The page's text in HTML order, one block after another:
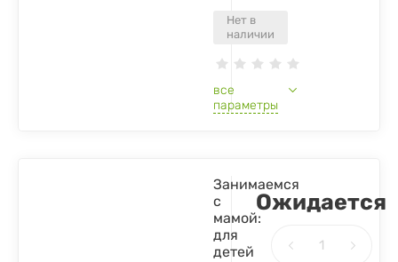
Нет в
наличии
все
параметры
Занимаемся
с
мамой:
для
детей
Ожидается